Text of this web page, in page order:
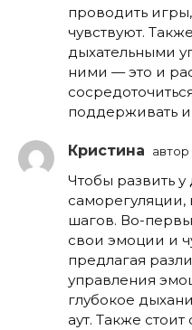
проводить
чувствуют.
дыхательными
ними — это и
поддерживать
Кристина автор
Чтобы развить
саморегуляции,
шагов. Во-
свои эмоции и
предлагая
управления
глубокое
аут. Также